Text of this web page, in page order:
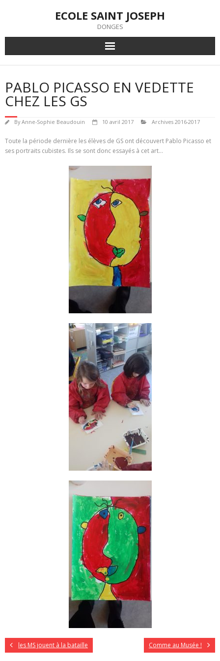
ECOLE SAINT JOSEPH
DONGES
PABLO PICASSO EN VEDETTE
CHEZ LES GS
ByAnne-Sophie Beaudouin 10 avril 2017 Archives 2016-2017
Toute la période dernière les élèves de GS ont découvert Pablo Picasso et
ses portraits cubistes. Ils se sont donc essayés à cet art…
les MS jouent à la bataille Comme au Musée !